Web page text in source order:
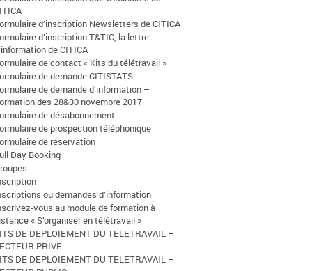
d’inscription Newsletters de CITICA
d’inscription T&TIC, la lettre
de CITICA
de contact « Kits du télétravail »
de demande CITISTATS
de demande d’information –
des 28&30 novembre 2017
de désabonnement
de prospection téléphonique
de réservation
Day Booking
ou demandes d’information
vous au module de formation à
« S’organiser en télétravail »
DE DEPLOIEMENT DU TELETRAVAIL –
PRIVE
DE DEPLOIEMENT DU TELETRAVAIL –